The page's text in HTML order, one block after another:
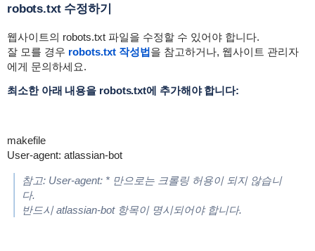
robots.txt 수정하기
웹사이트의 robots.txt파일을 수정할 수 있어야 합니다.
잘 모를 경우 robots.txt 작성법을 참고하거나, 웹사이트 관리자
에게 문의하세요.
최소한 아래 내용을 robots.txt에 추가해야 합니다:
makefile
User-agent: atlassian-bot
참고: User-agent: *만으로는 크롤링 허용이 되지 않습니
다.
반드시atlassian-bot항목이 명시되어야 합니다.